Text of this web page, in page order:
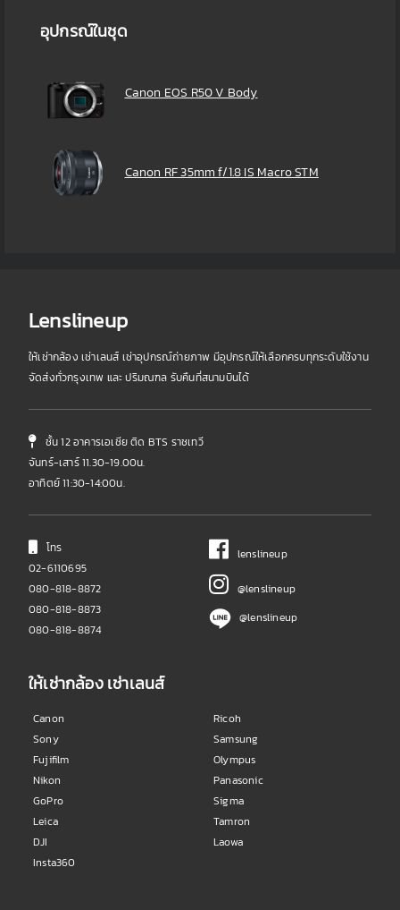
อุปกรณ์ในชุด
Canon EOS R50 V Body
Canon RF 35mm f/1.8 IS Macro STM
Lenslineup
ให้เช่ากล้อง เช่าเลนส์ เช่าอุปกรณ์ถ่ายภาพ มีอุปกรณ์ให้เลือกครบทุกระดับใช้งาน
จัดส่งทั่วกรุงเทพ และ ปริมณฑล รับคืนที่สนามบินได้
ชั้น 12 อาคารเอเชีย ติด BTS ราชเทวี
จันทร์-เสาร์ 11.30-19.00น.
อาทิตย์ 11:30-14:00น.
โทร
02-6110695
080-818-8872
080-818-8873
080-818-8874
lenslineup
@lenslineup
@lenslineup
ให้เช่ากล้อง เช่าเลนส์
Canon
Sony
Fujifilm
Nikon
GoPro
Leica
DJI
Insta360
Ricoh
Samsung
Olympus
Panasonic
Sigma
Tamron
Laowa